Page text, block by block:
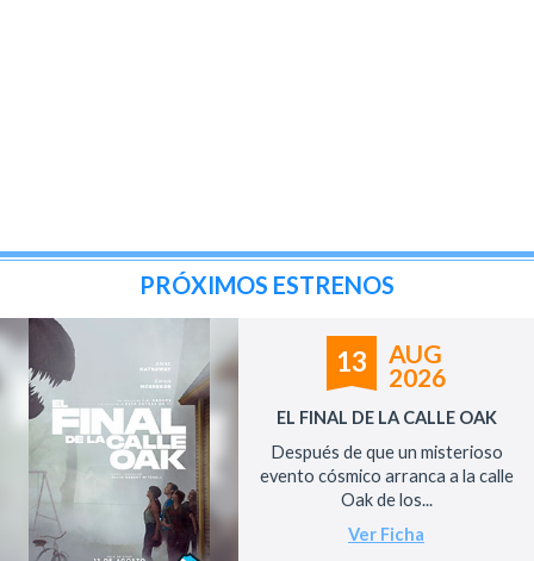
PRÓXIMOS ESTRENOS
13
AUG
2026
EL FINAL DE LA CALLE OAK
Después de que un misterioso
evento cósmico arranca a la calle
Oak de los...
Ver Ficha